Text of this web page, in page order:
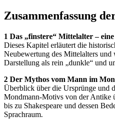
Zusammenfassung
1 Das „finstere“ Mittelalter –
Dieses Kapitel erläutert die
Neubewertung des Mittelalters und
Darstellung als rein „dunkle“ und
2 Der Mythos vom Mann im
Überblick über die Ursprünge und
Mondmann-Motivs von der Antike
bis zu Shakespeare und dessen
Sprachraum.